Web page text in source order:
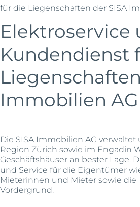
für die Liegenschaften der SISA
Elektroservice
Kundendienst
Immobilien
Die SISA Immobilien AG
Region Zürich sowie im Engadin
Geschäftshäuser an bester Lage.
und Service für die Eigentümer
Mieterinnen und Mieter sowie die
Vordergrund.